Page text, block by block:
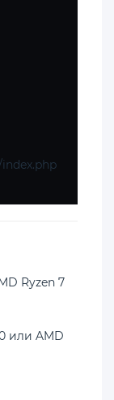
Ryzen 7
или AMD